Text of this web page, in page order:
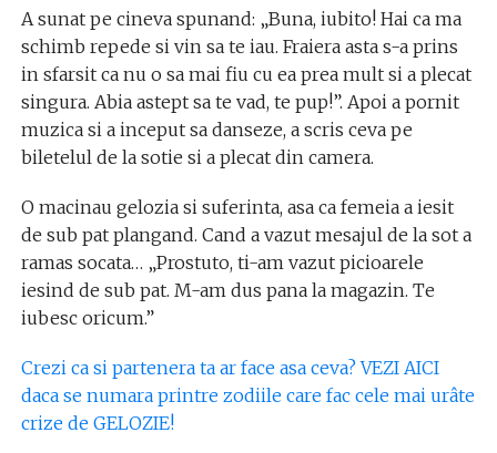
A sunat pe cineva spunand: „Buna, iubito! Hai ca ma
schimb repede si vin sa te iau. Fraiera asta s-a prins
in sfarsit ca nu o sa mai fiu cu ea prea mult si a plecat
singura. Abia astept sa te vad, te pup!”. Apoi a pornit
muzica si a inceput sa danseze, a scris ceva pe
biletelul de la sotie si a plecat din camera.
O macinau gelozia si suferinta, asa ca femeia a iesit
de sub pat plangand. Cand a vazut mesajul de la sot a
ramas socata… „Prostuto, ti-am vazut picioarele
iesind de sub pat. M-am dus pana la magazin. Te
iubesc oricum.”
Crezi ca si partenera ta ar face asa ceva? VEZI AICI
daca se numara printre zodiile care fac cele mai urâte
crize de GELOZIE!